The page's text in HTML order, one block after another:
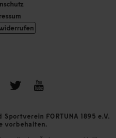
FORTUNA 1895 e.V.
vorbehalten.